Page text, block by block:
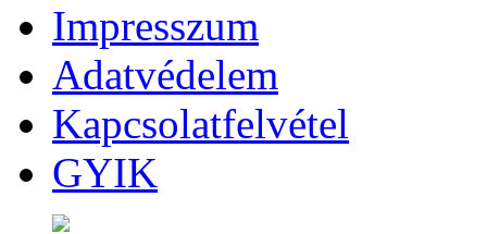
Impresszum
Adatvédelem
Kapcsolatfelvétel
GYIK